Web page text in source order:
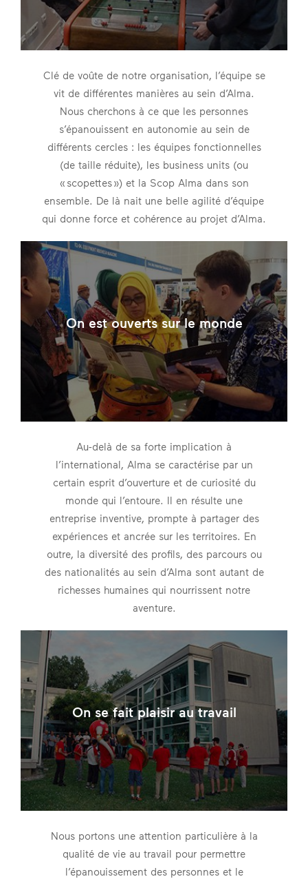
Clé de voûte de notre organisation, l’équipe se
vit de différentes manières au sein d’Alma.
Nous cherchons à ce que les personnes
s’épanouissent en autonomie au sein de
différents cercles : les équipes fonctionnelles
(de taille réduite), les business units (ou
« scopettes ») et la Scop Alma dans son
ensemble. De là nait une belle agilité d’équipe
qui donne force et cohérence au projet d’Alma.
On est ouverts sur le monde
Au-delà de sa forte implication à
l’international, Alma se caractérise par un
certain esprit d’ouverture et de curiosité du
monde qui l’entoure. Il en résulte une
entreprise inventive, prompte à partager des
expériences et ancrée sur les territoires. En
outre, la diversité des profils, des parcours ou
des nationalités au sein d’Alma sont autant de
richesses humaines qui nourrissent notre
aventure.
On se fait plaisir au travail
Nous portons une attention particulière à la
qualité de vie au travail pour permettre
l’épanouissement des personnes et le